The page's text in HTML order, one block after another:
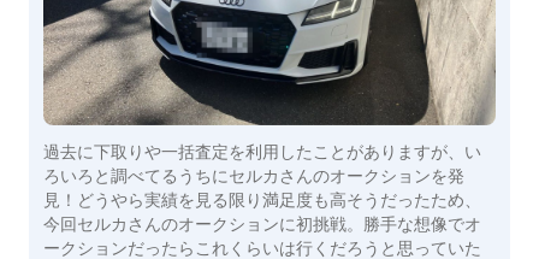
過去に下取りや一括査定を利用したことがありますが、い
ろいろと調べてるうちにセルカさんのオークションを発
見！どうやら実績を見る限り満足度も高そうだったため、
今回セルカさんのオークションに初挑戦。勝手な想像でオ
ークションだったらこれくらいは行くだろうと思っていた